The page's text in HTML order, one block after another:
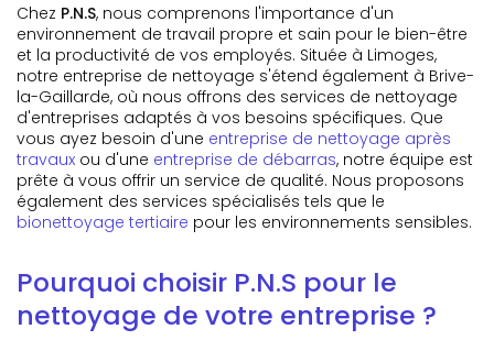
Chez P.N.S, nous comprenons l'importance d'un
environnement de travail propre et sain pour le bien-être
et la productivité de vos employés. Située à Limoges,
notre entreprise de nettoyage s'étend également à Brive-
la-Gaillarde, où nous offrons des services de nettoyage
d'entreprises adaptés à vos besoins spécifiques. Que
vous ayez besoin d'une entreprise de nettoyage après
travaux ou d'une entreprise de débarras, notre équipe est
prête à vous offrir un service de qualité. Nous proposons
également des services spécialisés tels que le
bionettoyage tertiaire pour les environnements sensibles.
Pourquoi choisir P.N.S pour le
nettoyage de votre entreprise ?